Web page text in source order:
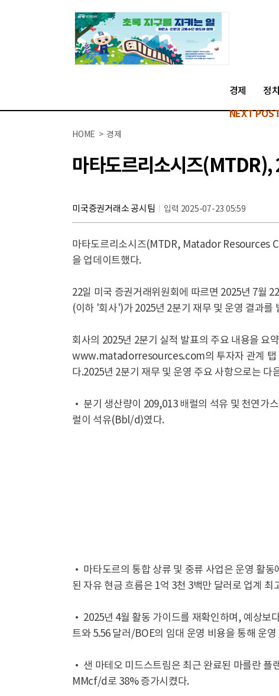
경제 정치
NEXT
HOME > 경제
마타도르리소시즈(MTDR),
미국증권거래소 공시팀 입력 2025-07-23 05:59
마타도르리소시즈(MTDR, Matador Resources
을 업데이트했다.
22일 미국 증권거래위원회에 따르면 2025년 7월
(이하 '회사')가 2025년 2분기 재무 및 운영 결과를
회사의 2025년 2분기 실적 발표의 주요 내용을 요
www.matadorresources.com의 투자자 관계 탭
다.2025년 2분기 재무 및 운영 주요 사항으로는 다
• 분기 생산량이 209,013 배럴의 석유 및 천연가
럴이 석유(Bbl/d)였다.
• 마타도르의 통합 상류 및 중류 사업은 운영 활
된 자유 현금 흐름은 1억 3천 3백만 달러로 업계
• 2025년 4월 활동 가이드를 재확인하며, 예상보
트와 5.56 달러/BOE의 임대 운영 비용을 통해 운
• 샌 마테오 미드스트림은 최근 완료된 마를란
MMcf/d로 38% 증가시켰다.